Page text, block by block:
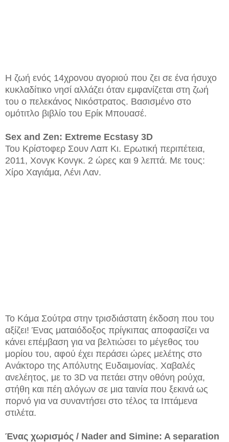
Η ζωή ενός 14χρονου αγοριού που ζει σε ένα ήσυχο
κυκλαδίτικο νησί αλλάζει όταν εμφανίζεται στη ζωή
του ο πελεκάνος Νικόστρατος. Βασισμένο στο
ομότιτλο βιβλίο του Ερίκ Μπουασέ.
Sex and Zen: Extreme Ecstasy 3D
Του Κρίστοφερ Σουν Λαπ Κι. Ερωτική περιπέτεια,
2011, Χονγκ Κονγκ. 2 ώρες και 9 λεπτά. Με τους:
Χίρο Χαγιάμα, Λένι Λαν.
Το Κάμα Σούτρα στην τρισδιάστατη έκδοση που του
αξίζει! Ένας ματαιόδοξος πρίγκιπας αποφασίζει να
κάνει επέμβαση για να βελτιώσει το μέγεθος του
μορίου του, αφού έχει περάσει ώρες μελέτης στο
Ανάκτορο της Απόλυτης Ευδαιμονίας. Χαβαλές
ανελέητος, με το 3D να πετάει στην οθόνη ρούχα,
στήθη και πέη αλόγων σε μια ταινία που ξεκινά ως
πορνό για να συναντήσει στο τέλος τα Ιπτάμενα
στιλέτα.
Ένας χωρισμός / Nader and Simine: A separation